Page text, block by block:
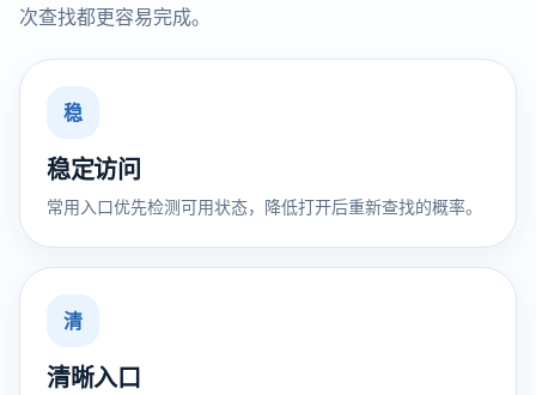
次查找都更容易完成。
稳
稳定访问
常用入口优先检测可用状态，降低打开后重新查找的概率。
清
清晰入口